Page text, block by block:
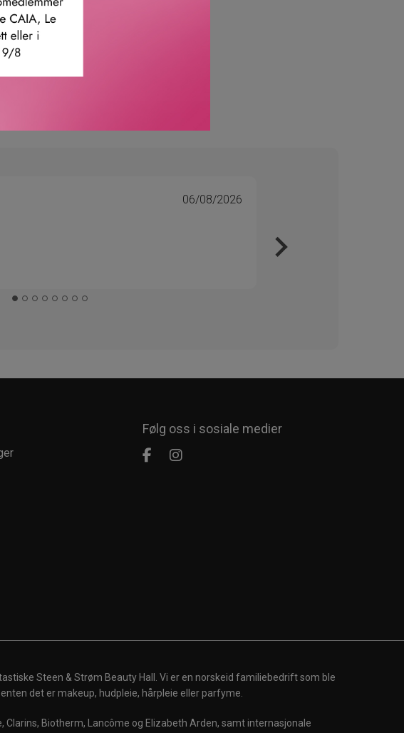
06/08/2026
Følg oss i sosiale medier
Steen & Strøm Beauty Hall. Vi er en norskeid familiebedrift som ble
det er makeup, hudpleie, hårpleie eller parfyme.
Clarins, Biotherm, Lancôme og Elizabeth Arden, samt internasjonale